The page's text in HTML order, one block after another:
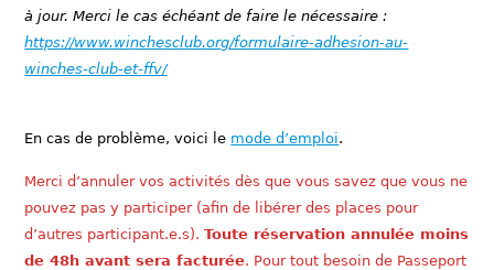
à jour. Merci le cas échéant de faire le nécessaire :
https://www.winchesclub.org/formulaire-adhesion-au-
winches-club-et-ffv/
En cas de problème, voici le mode d’emploi.
Merci d’annuler vos activités dès que vous savez que vous ne
pouvez pas y participer (afin de libérer des places pour
d’autres participant.e.s).Toute réservation annulée moins
de 48h avant sera facturée. Pour tout besoin de Passeport